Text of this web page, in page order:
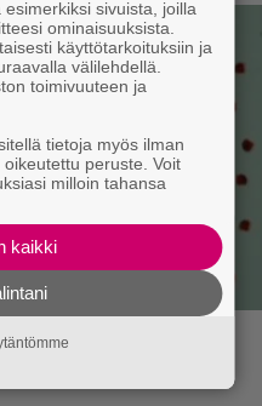
–
julki
sivuista, joilla
ominaisuuksista.
käyttötarkoituksiin ja
välilehdellä.
toimivuuteen ja
tietoja myös ilman
peruste. Voit
milloin tahansa
kaikki